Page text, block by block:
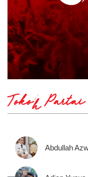
Tokoh Partai
Abdullah